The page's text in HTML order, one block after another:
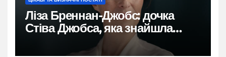
Ліза Бреннан-Джобс: дочка
Стіва Джобса, яка знайшла
власний голос